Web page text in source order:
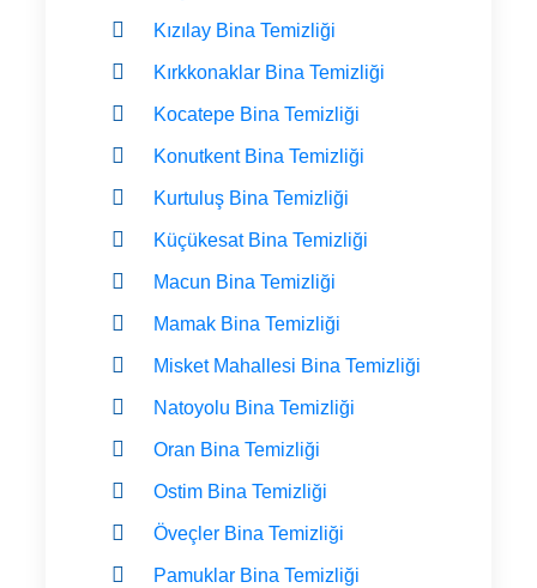
Kızılay Bina Temizliği
Kırkkonaklar Bina Temizliği
Kocatepe Bina Temizliği
Konutkent Bina Temizliği
Kurtuluş Bina Temizliği
Küçükesat Bina Temizliği
Macun Bina Temizliği
Mamak Bina Temizliği
Misket Mahallesi Bina Temizliği
Natoyolu Bina Temizliği
Oran Bina Temizliği
Ostim Bina Temizliği
Öveçler Bina Temizliği
Pamuklar Bina Temizliği